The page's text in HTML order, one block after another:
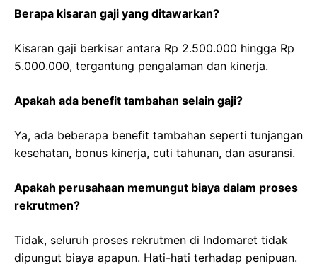
Berapa kisaran gaji yang ditawarkan?
Kisaran gaji berkisar antara Rp 2.500.000 hingga Rp
5.000.000, tergantung pengalaman dan kinerja.
Apakah ada benefit tambahan selain gaji?
Ya, ada beberapa benefit tambahan seperti tunjangan
kesehatan, bonus kinerja, cuti tahunan, dan asuransi.
Apakah perusahaan memungut biaya dalam proses
rekrutmen?
Tidak, seluruh proses rekrutmen di Indomaret tidak
dipungut biaya apapun. Hati-hati terhadap penipuan.